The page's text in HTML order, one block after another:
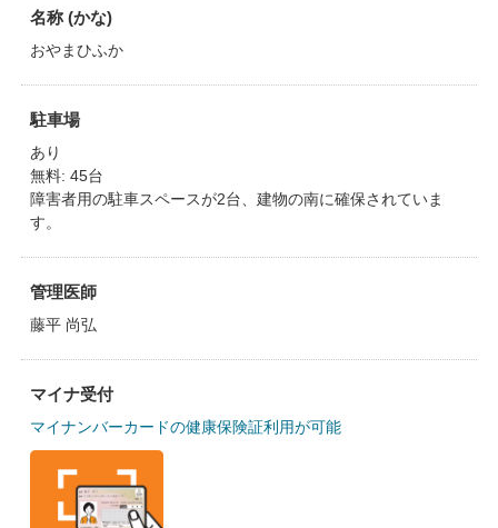
名称 (かな)
おやまひふか
駐車場
あり
無料: 45台
障害者用の駐車スペースが2台、建物の南に確保されていま
す。
管理医師
藤平 尚弘
マイナ受付
マイナンバーカードの健康保険証利用が可能